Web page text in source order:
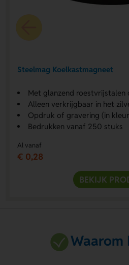
Steelmag Koelkastmagneet
Met glanzend roestvrijstalen
Alleen verkrijgbaar in het
Opdruk of gravering (in
Bedrukken vanaf 250 stuks
Al vanaf
€ 0,28
BEKIJK
Waarom